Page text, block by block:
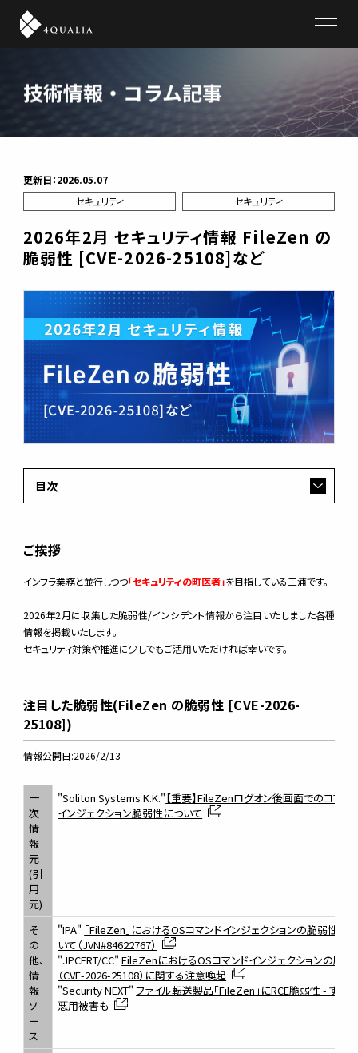
技術情報・コラム記事
更新日：2026.05.07
セキュリティ
セキュリティ
2026年2月 セキュリティ情報 FileZen の
脆弱性 [CVE-2026-25108]など
目次
ご挨拶
インフラ業務と並行しつつ「セキュリティの町医者」を目指している三浦です。
2026年2月に収集した脆弱性/インシデント情報から注目いたしました各種
情報を掲載いたします。
セキュリティ対策や推進に少しでもご活用いただければ幸いです。
注目した脆弱性(FileZen の脆弱性 [CVE-2026-
25108])
情報公開日:2026/2/13
一
次
情
報
元
(引
用
元)
"Soliton Systems K.K."【重要】FileZenログオン後画面でのコマン
インジェクション脆弱性について
そ
の
他、
情
報
ソ
ー
ス
"IPA" 「FileZen」におけるOSコマンドインジェクションの脆弱性につ
いて（JVN#84622767）
"JPCERT/CC"FileZenにおけるOSコマンドインジェクションの脆弱
（CVE-2026-25108）に関する注意喚起
"Security NEXT"ファイル転送製品「FileZen」にRCE脆弱性 - すで
悪用被害も